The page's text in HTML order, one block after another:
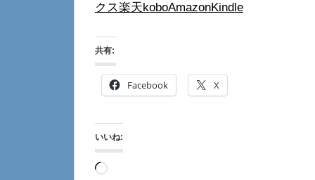
クス楽天koboAmazonKindle
共有:
Facebook X
いいね:
読